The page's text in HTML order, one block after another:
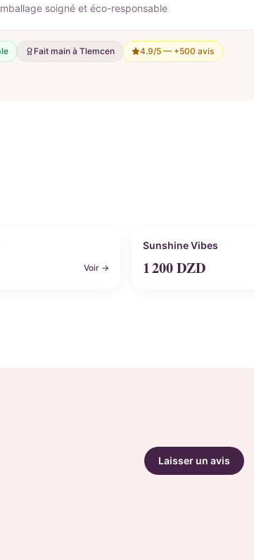
soigné et éco-responsable
Fait main à Tlemcen 4.9/5 — +500 avis
Voir →
Personnalisable
Sunshine Vibes
1 200DZD
Laisser un avis